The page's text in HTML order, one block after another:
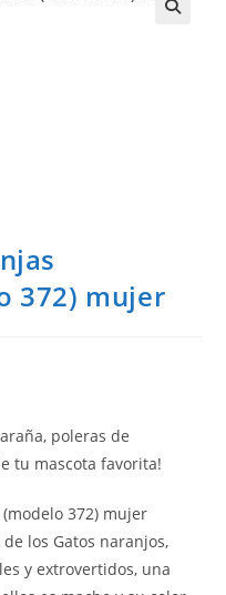
372) mujer
poleras de
tu mascota favorita!
372) mujer
los Gatos naranjos,
y extrovertidos, una